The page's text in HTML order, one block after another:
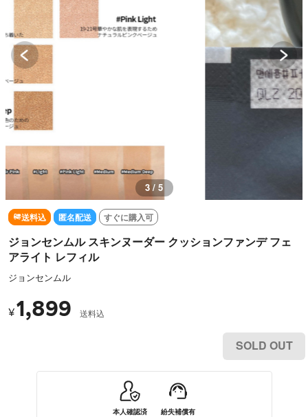
3 / 5
送料込 匿名配送 すぐに購入可
ジョンセンムル スキンヌーダー クッションファンデ フェ
アライト レフィル
ジョンセンムル
¥1,899 送料込
SOLD OUT
本人確認済 紛失補償有